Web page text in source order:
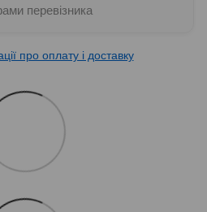
перевізника
про оплату і доставку